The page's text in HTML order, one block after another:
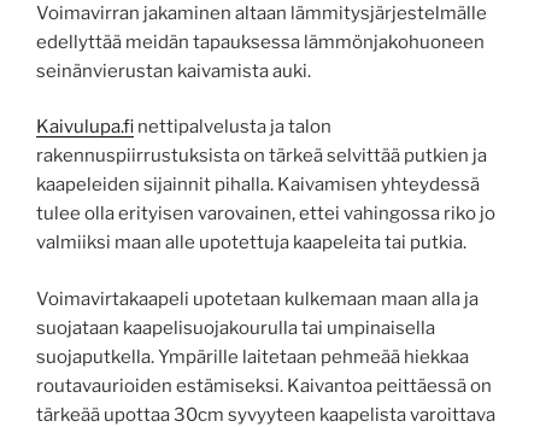
Voimavirran jakaminen altaan lämmitysjärjestelmälle
edellyttää meidän tapauksessa lämmönjakohuoneen
seinänvierustan kaivamista auki.
Kaivulupa.fi nettipalvelusta ja talon
rakennuspiirrustuksista on tärkeä selvittää putkien ja
kaapeleiden sijainnit pihalla. Kaivamisen yhteydessä
tulee olla erityisen varovainen, ettei vahingossa riko jo
valmiiksi maan alle upotettuja kaapeleita tai putkia.
Voimavirtakaapeli upotetaan kulkemaan maan alla ja
suojataan kaapelisuojakourulla tai umpinaisella
suojaputkella. Ympärille laitetaan pehmeää hiekkaa
routavaurioiden estämiseksi. Kaivantoa peittäessä on
tärkeää upottaa 30cm syvyyteen kaapelista varoittava